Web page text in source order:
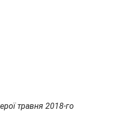
травня 2018-го